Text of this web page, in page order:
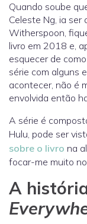
Quando soube
Celeste Ng, ia ser
Witherspoon,
livro em 2018 e,
esquecer de
série com alguns
acontecer, não é
envolvida então
A série é
Hulu, pode ser
sobre o livro na
focar-me muito
A